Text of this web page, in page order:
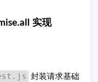
实现
封装请求基础